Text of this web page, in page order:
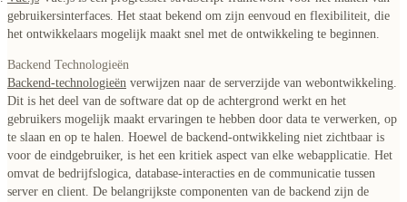
gebruikersinterfaces. Het staat bekend om zijn eenvoud en flexibiliteit, die
het ontwikkelaars mogelijk maakt snel met de ontwikkeling te beginnen.
Backend Technologieën
Backend-technologieën verwijzen naar de serverzijde van webontwikkeling.
Dit is het deel van de software dat op de achtergrond werkt en het
gebruikers mogelijk maakt ervaringen te hebben door data te verwerken, op
te slaan en op te halen. Hoewel de backend-ontwikkeling niet zichtbaar is
voor de eindgebruiker, is het een kritiek aspect van elke webapplicatie. Het
omvat de bedrijfslogica, database-interacties en de communicatie tussen
server en client. De belangrijkste componenten van de backend zijn de